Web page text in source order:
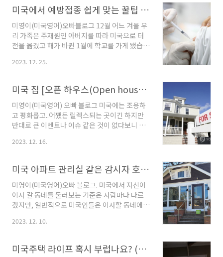
는 방법'에 대해 알려드리겠습니다. 고고씽~~ 1.
의학전문 대..
준비되지 않은 이방인의 삶은 당연히 녹녹치 않
았습니다. ㅜㅜ 부모님의 입장에서는 익숙했던
한국의 시스템에서 벗어나 미국 생활은 매번 모
든 경험이 처음이라 실수와 모르는 것 투성이었
습니다.두번째 해보는 것은 그나마 긴장에서 벗
아내야 해결해 나가는 것에 지칠때도 있습니다.
되었고 우리 가족은 그의 그림에서 미국 삶을 위
로 받았답니다. 윈슬로..
미국에서 예방접종 쉽게 맞는 꿀팁 방법 알아보기
미영이(미국영어)오빠블로그 12월 어느 겨울 우
리 가족은 주재원인 아버지를 따라 미국으로 터
전을 옮겼고 해가 바뀐 1월에 학교를 가게 됐습니
라 오자마자 모든 커리큘럼을 따라가느라 바빴습
먼저 해야 할 일은 새 학생이 태어났을때부터 학
교애 오기전날까지 학교에 올려는 학생의 예방접
종 기록터 학교에 오기전 날까지의 샷 기록(주사
기록)을 체크해서 필수 목록에서 빠진 예방접종
은 완료 후 인증을 받은 기록물을 다시 학교에 내
오기전 예방접종 리스트 전산 확인서를 가져와야
된 샷이 한개라도 있어 학교수업에 바로 못들어
왔어요. ..
2023. 12. 25.
미국 집 [오픈 하우스(Open house)가 뭘까?]
미영이(미국영어) 오빠 블로그 미국에는 조용하
고 평화롭고..어쨌든 릴렉스되는 곳이긴 하지만
반대로 큰 이벤트나 이슈 같은 것이 없다보니 한
어요. 그래서인지 동네에서 열리는 부동산 오픈
요.처음에는 미국에 살면 미국집을 알아야 될것
같아 단순한 호기심으로 열심히 부동산 오픈하
우스에 다녔고 오픈 하우스에서 제공되는 껌, 캔
디, 과자 등 종류별로 씹어봤습니다. ㅎㅎ 나중에
는 나름 미국집의 구조는 어떤지, 집의 가격은 어
집요한 관심이 생겼습니다.오늘은 여러분께 '미
다.1. 오픈하우스란:부동산 오픈 하우스는 판매자
나 임대인에게 주택..
2023. 12. 16.
미국 아파트 관리실 같은 감시자 호아(HOA) 알아보기
미영이(미국영어)오빠 블로그. 미국에서 자신이
이사 갈 동네를 둘러보는 기준은 사람마다 다르
겠지만, 일반적으로 미국인들은 이사할 동네에
의 분위기나 환경 등을 살핍니다. 그래서 실제로
의 부동산 사이트'에 들어가 주택에 대한 정보를
꼼꼼히 보기도 합니다. 그 정보 중에 호아(HOA)
2023. 12. 10.
미국주택 라이프 혹시 부럽나요? (2) 미국 맥가이버 핸디맨(Handyman)